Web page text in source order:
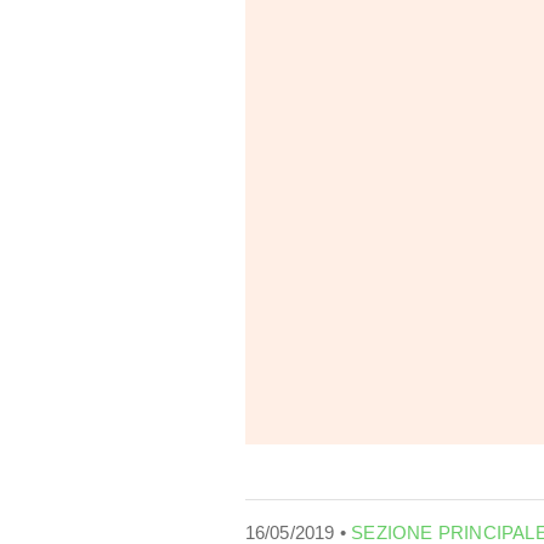
16/05/2019 • SEZIONE